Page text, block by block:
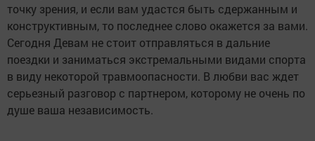
точку зрения, и если вам удастся быть сдержанным и
конструктивным, то последнее слово окажется за вами.
Сегодня Девам не стоит отправляться в дальние
поездки и заниматься экстремальными видами спорта
в виду некоторой травмоопасности. В любви вас ждет
серьезный разговор с партнером, которому не очень по
душе ваша независимость.